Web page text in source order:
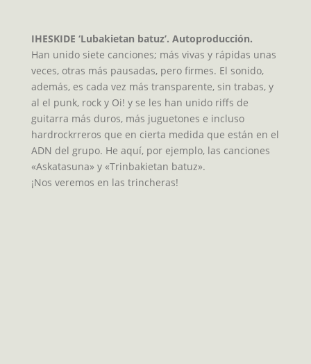
IHESKIDE ‘Lubakietan batuz’. Autoproducción.
Han unido siete canciones; más vivas y rápidas unas
veces, otras más pausadas, pero firmes. El sonido,
además, es cada vez más transparente, sin trabas, y
al el punk, rock y Oi! y se les han unido riffs de
guitarra más duros, más juguetones e incluso
hardrockrreros que en cierta medida que están en el
ADN del grupo. He aquí, por ejemplo, las canciones
«Askatasuna» y «Trinbakietan batuz».
¡Nos veremos en las trincheras!